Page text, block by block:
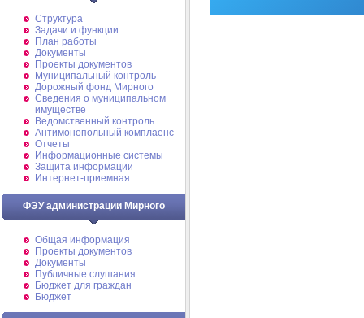
Структура
Задачи и функции
План работы
Документы
Проекты документов
Муниципальный контроль
Дорожный фонд Мирного
Cведения о муниципальном
имуществе
Ведомственный контроль
Антимонопольный комплаенс
Отчеты
Информационные системы
Защита информации
Интернет-приемная
ФЭУ администрации Мирного
Общая информация
Проекты документов
Документы
Публичные слушания
Бюджет для граждан
Бюджет